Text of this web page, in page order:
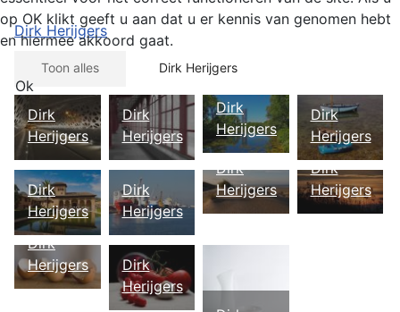
Dirk Herijgers
Toon alles Dirk Herijgers
Dirk
Herijgers
Dirk
Herijgers
Dirk
Herijgers
Dirk
Herijgers
Dirk
Herijgers
Dirk
Herijgers
Dirk
Herijgers
Dirk
Herijgers
Dirk
Herijgers
Dirk
Herijgers
op OK klikt geeft u aan dat u er kennis van genomen hebt
en hiermee akkoord gaat.
Ok